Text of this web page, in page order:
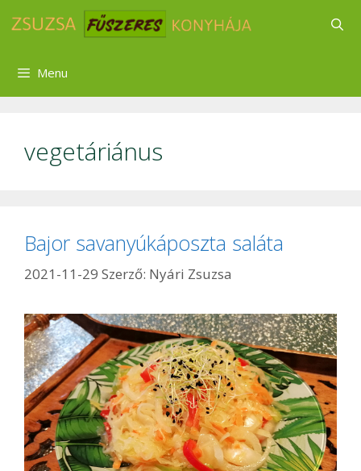
Menu
vegetáriánus
Bajor savanyúkáposzta saláta
2021-11-29 Szerző: Nyári Zsuzsa